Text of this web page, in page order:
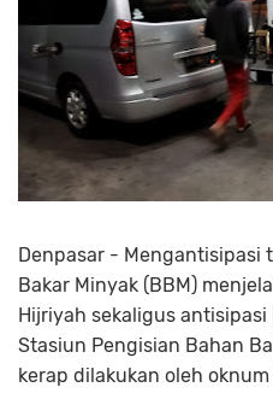
Denpasar - Mengantisipasi
Bakar Minyak (BBM)
Hijriyah sekaligus
Stasiun Pengisian Bahan
kerap dilakukan oleh